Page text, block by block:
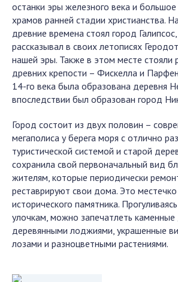
останки эры железного века и большое
храмов ранней стадии христианства.
древние времена стоял город
рассказывал в своих летописях
нашей эры. Также в этом месте стояли
древних крепости – Фискелла и
14-го века была образована деревня
впоследствии был образован город
Город состоит из двух половин –
мегаполиса у берега моря с отлично
туристической системой и старой
сохранила свой первоначальный вид
жителям, которые периодически
реставрируют свои дома. Это
исторического памятника.
улочкам, можно запечатлеть
деревянными лоджиями, украшенные
лозами и разноцветными растениями.